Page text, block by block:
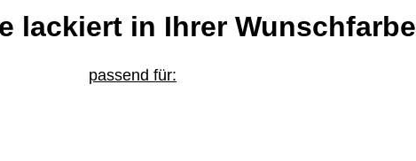
lackiert in Ihrer Wunschfarbe
passend für: